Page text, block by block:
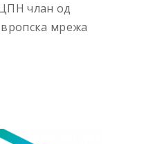
ЦПН члан од
мрежа